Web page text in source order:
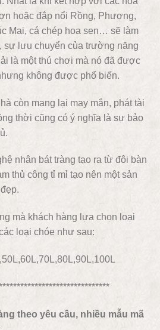
hoặc đắp nổi Rồng, Phượng,
Mai, cá chép hoa sen… sẽ làm
sự lưu chuyển của trường năng
là một thú chơi mà nó đã được
không được phổ biến.
còn mang lại may mắn, phát tài
thời cũng có ý nghĩa là sự bảo
nhân bát tràng tạo ra từ đôi bàn
thủ công tỉ mỉ tạo nên một sản
mà khách hàng lựa chọn loại
loại chóe như sau:
theo yêu cầu, nhiều mẫu mã